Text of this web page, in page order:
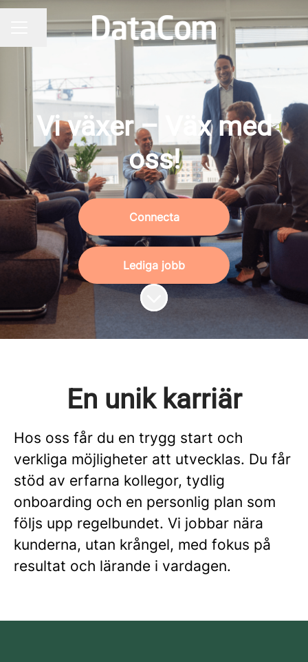
KARRIÄRMENY
Dela sidan
Vi växer – Väx med
oss!
Connecta
Lediga jobb
Skrolla för mer innehåll
En unik karriär
Hos oss får du en trygg start och
verkliga möjligheter att utvecklas. Du får
stöd av erfarna kollegor, tydlig
onboarding och en personlig plan som
följs upp regelbundet. Vi jobbar nära
kunderna, utan krångel, med fokus på
resultat och lärande i vardagen.